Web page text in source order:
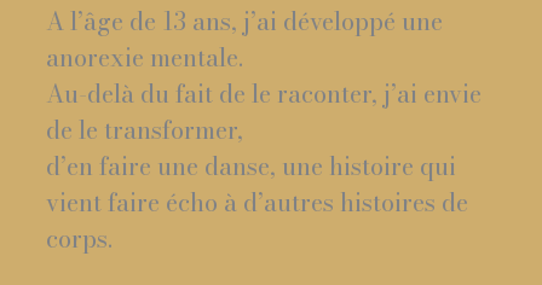
A l’âge de 13 ans, j’ai développé une
anorexie mentale.
Au-delà du fait de le raconter, j’ai envie
de le transformer,
d’en faire une danse, une histoire qui
vient faire écho à d’autres histoires de
corps.